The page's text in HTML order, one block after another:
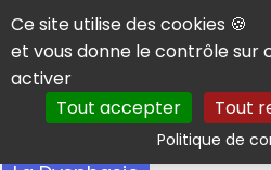
Panneau de gestion des cookies
Ce site utilise des cookies 🍪
et vous donne le contrôle sur
activer
Tout accepter
Tout
Politique de